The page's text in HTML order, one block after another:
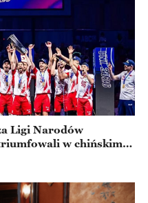
Ligi Narodów
w chińskim